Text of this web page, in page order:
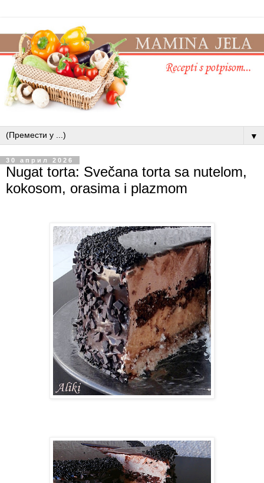
▼
30 април 2026
Nugat torta: Svečana torta sa nutelom,
kokosom, orasima i plazmom